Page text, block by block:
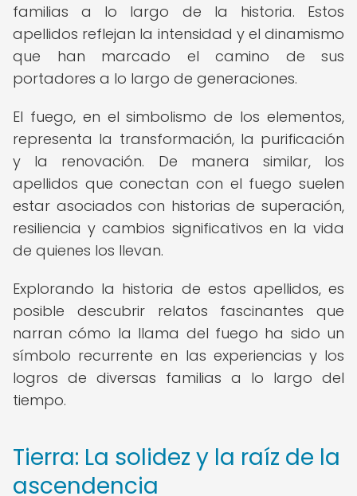
familias a lo largo de la historia. Estos
apellidos reflejan la intensidad y el dinamismo
que han marcado el camino de sus
portadores a lo largo de generaciones.
El fuego, en el simbolismo de los elementos,
representa la transformación, la purificación
y la renovación. De manera similar, los
apellidos que conectan con el fuego suelen
estar asociados con historias de superación,
resiliencia y cambios significativos en la vida
de quienes los llevan.
Explorando la historia de estos apellidos, es
posible descubrir relatos fascinantes que
narran cómo la llama del fuego ha sido un
símbolo recurrente en las experiencias y los
logros de diversas familias a lo largo del
tiempo.
Tierra: La solidez y la raíz de la
ascendencia